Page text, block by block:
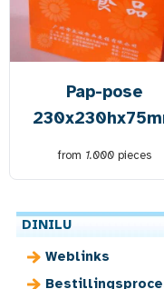
Pap-pose
from 1.000 pieces
DINILU
Weblinks